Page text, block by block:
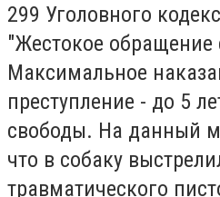
299 Уголовного
"Жестокое
Максимальное
преступление - до 5
свободы. На данный
что в собаку
травматического